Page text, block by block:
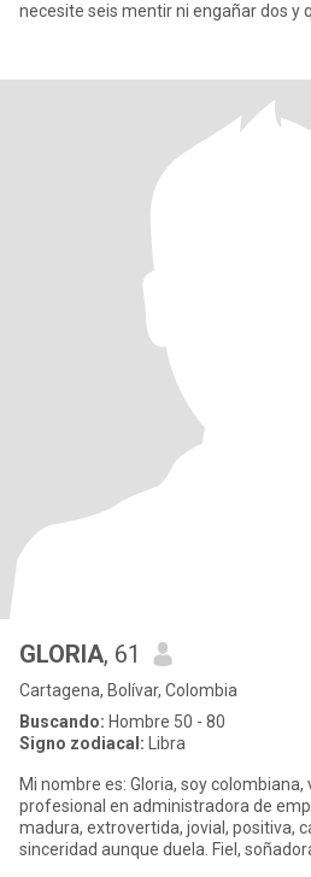
necesite seis mentir ni engañar dos y
GLORIA, 61
Cartagena, Bolívar, Colombia
Buscando: Hombre 50 - 80
Signo zodiacal: Libra
Mi nombre es: Gloria, soy colombiana,
profesional en administradora de
madura, extrovertida, jovial, positiva,
sinceridad aunque duela. Fiel,